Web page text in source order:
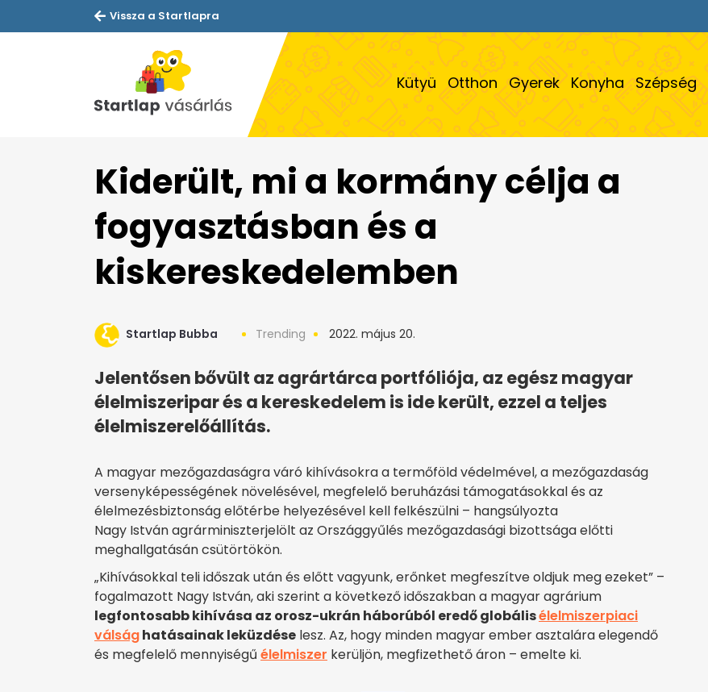
Vissza a Startlapra
Kütyü Otthon Gyerek Konyha Szépség
Kiderült, mi a kormány célja a
fogyasztásban és a
kiskereskedelemben
Startlap Bubba Trending 2022. május 20.
Jelentősen bővült az agrártárca portfóliója, az egész magyar
élelmiszeripar és a kereskedelem is ide került, ezzel a teljes
élelmiszerelőállítás.
A magyar mezőgazdaságra váró kihívásokra a termőföld védelmével, a mezőgazdaság
versenyképességének növelésével, megfelelő beruházási támogatásokkal és az
élelmezésbiztonság előtérbe helyezésével kell felkészülni – hangsúlyozta
Nagy István agrárminiszterjelölt az Országgyűlés mezőgazdasági bizottsága előtti
meghallgatásán csütörtökön.
„Kihívásokkal teli időszak után és előtt vagyunk, erőnket megfeszítve oldjuk meg ezeket” –
fogalmazott Nagy István, aki szerint a következő időszakban a magyar agrárium
legfontosabb kihívása az orosz-ukrán háborúból eredő globálisélelmiszerpiaci
válsághatásainak leküzdése lesz. Az, hogy minden magyar ember asztalára elegendő
és megfelelő mennyiségű élelmiszer kerüljön, megfizethető áron – emelte ki.